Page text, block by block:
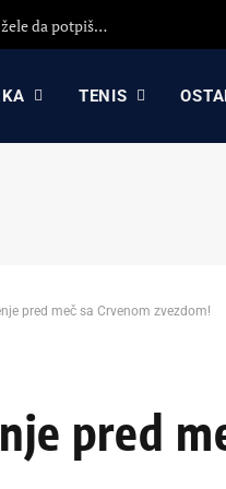
KK Partizan i KK Crvena zvezda koriste propast Asvela i žele da potpišu igrača sa ogromnim potencijalom?!
TENIS
pred meč sa Crvenom zvezdom!
pred